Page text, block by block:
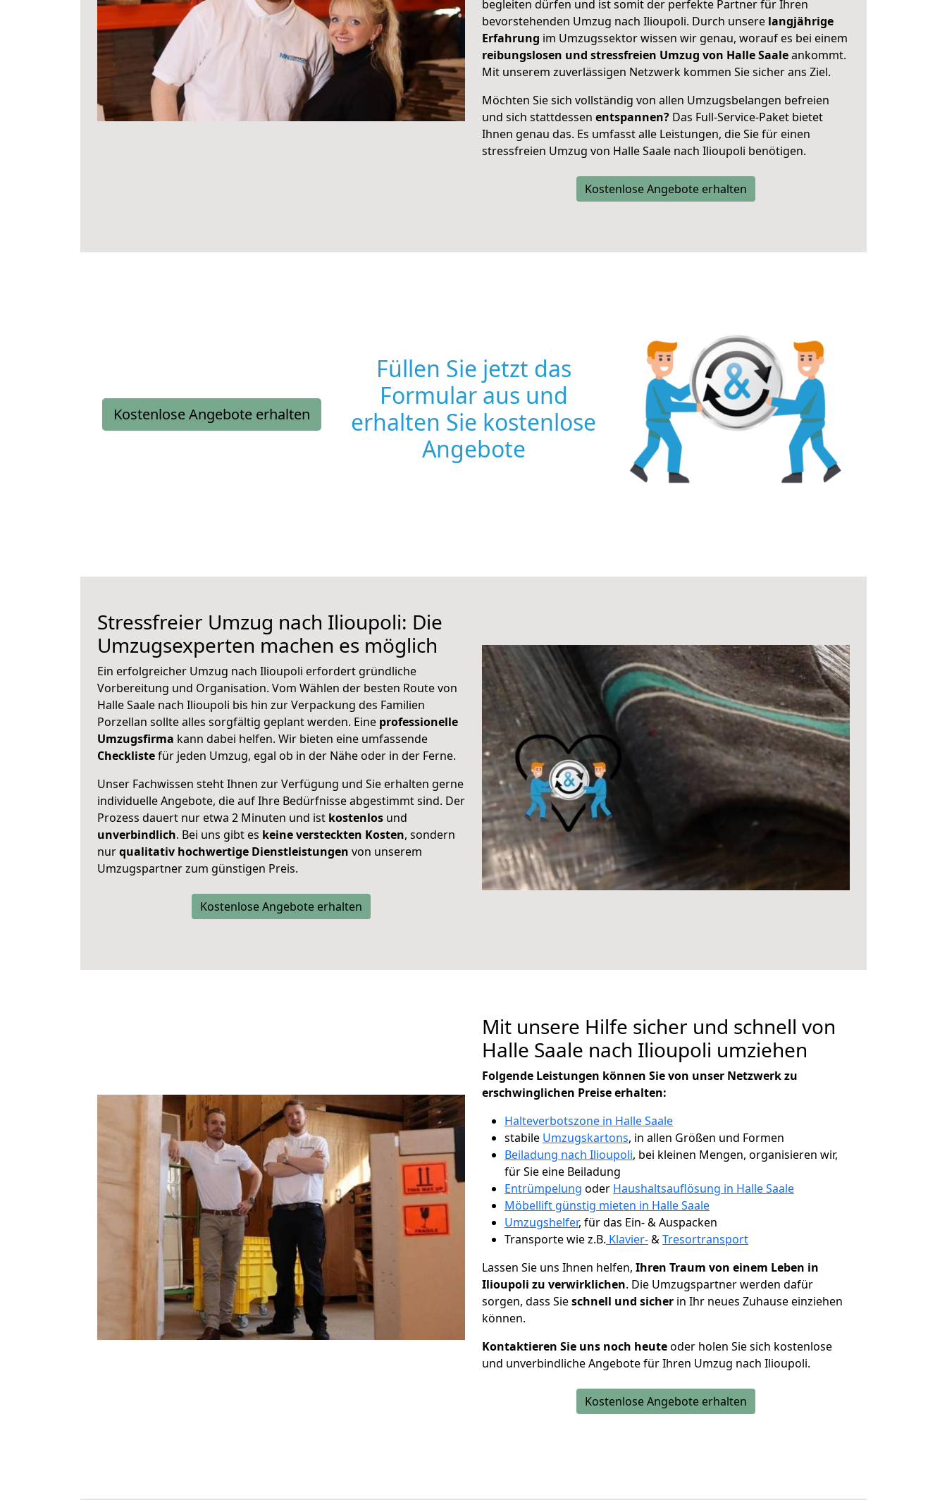
begleiten dürfen und ist somit der perfekte Partner für Ihren
bevorstehenden Umzug nach Ilioupoli. Durch unsere langjährige
Erfahrung im Umzugssektor wissen wir genau, worauf es bei einem
reibungslosen und stressfreien Umzug von Halle Saaleankommt.
Mit unserem zuverlässigen Netzwerk kommen Sie sicher ans Ziel.
Möchten Sie sich vollständig von allen Umzugsbelangen befreien
und sich stattdessen entspannen? Das Full-Service-Paket bietet
Ihnen genau das. Es umfasst alle Leistungen, die Sie für einen
stressfreien Umzug von Halle Saale nach Ilioupoli benötigen.
Kostenlose Angebote erhalten
Kostenlose Angebote erhalten
Füllen Sie jetzt das
Formular aus und
erhalten Sie kostenlose
Angebote
Stressfreier Umzug nach Ilioupoli: Die
Umzugsexperten machen es möglich
Ein erfolgreicher Umzug nach Ilioupoli erfordert gründliche
Vorbereitung und Organisation. Vom Wählen der besten Route von
Halle Saale nach Ilioupoli bis hin zur Verpackung des Familien
Porzellan sollte alles sorgfältig geplant werden. Eine professionelle
Umzugsfirma kann dabei helfen. Wir bieten eine umfassende
Checklistefür jeden Umzug, egal ob in der Nähe oder in der Ferne.
Unser Fachwissen steht Ihnen zur Verfügung und Sie erhalten gerne
individuelle Angebote, die auf Ihre Bedürfnisse abgestimmt sind. Der
Prozess dauert nur etwa 2 Minuten und ist kostenlos und
unverbindlich. Bei uns gibt es keine versteckten Kosten, sondern
nurqualitativ hochwertige Dienstleistungen von unserem
Umzugspartner zum günstigen Preis.
Kostenlose Angebote erhalten
Mit unsere Hilfe sicher und schnell von
Halle Saale nach Ilioupoli umziehen
Folgende Leistungen können Sie von unser Netzwerk zu
erschwinglichen Preise erhalten:
Halteverbotszone in Halle Saale
stabile Umzugskartons, in allen Größen und Formen
Beiladung nach Ilioupoli, bei kleinen Mengen, organisieren wir,
für Sie eine Beiladung
Entrümpelung oder Haushaltsauflösung in Halle Saale
Möbellift günstig mieten in Halle Saale
Umzugshelfer, für das Ein- & Auspacken
Transporte wie z.B. Klavier-&Tresortransport
Lassen Sie uns Ihnen helfen, Ihren Traum von einem Leben in
Ilioupoli zu verwirklichen. Die Umzugspartner werden dafür
sorgen, dass Sieschnell und sicher in Ihr neues Zuhause einziehen
können.
Kontaktieren Sie uns noch heuteoder holen Sie sich kostenlose
und unverbindliche Angebote für Ihren Umzug nach Ilioupoli.
Kostenlose Angebote erhalten